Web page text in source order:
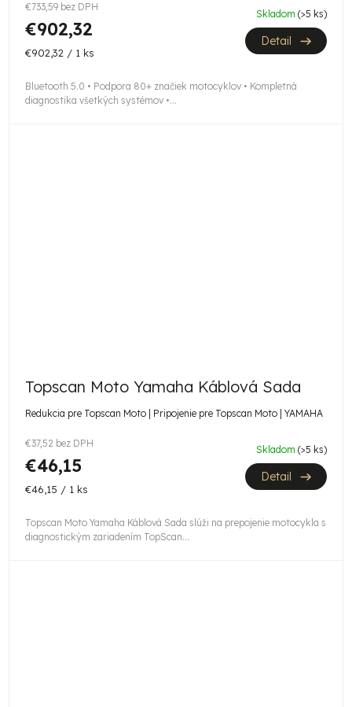
M
O
€733,59 bez DPH
€902,32
Jednotková
€902,32 / 1 ks
Skladom (>5 ks)
Detail
Bluetooth 5.0 • Podpora 80+ značiek motocyklov • Kompletná
diagnostika všetkých systémov •...
Topscan Moto Yamaha Káblová Sada
Redukcia pre Topscan Moto | Pripojenie pre Topscan Moto | YAMAHA
€37,52 bez DPH
€46,15
Jednotková
€46,15 / 1 ks
Skladom (>5 ks)
Detail
Topscan Moto Yamaha Káblová Sada slúži na prepojenie motocykla s
diagnostickým zariadením TopScan...